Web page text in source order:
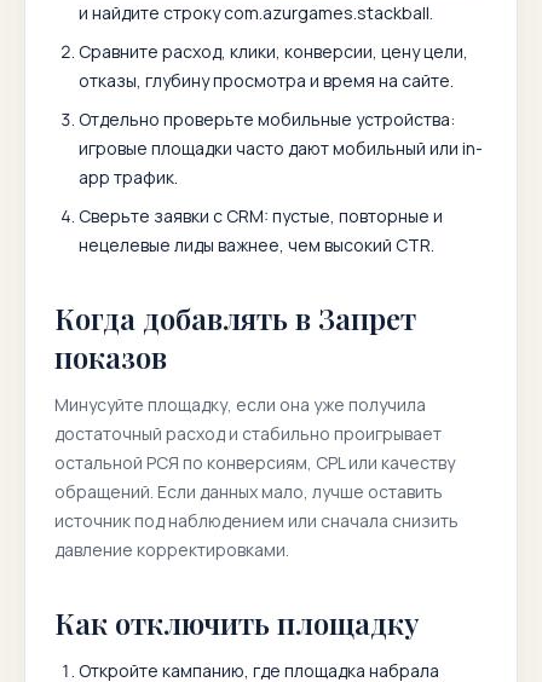
и найдите строкуcom.azurgames.stackball.
Сравните расход, клики, конверсии, цену цели,
отказы, глубину просмотра и время на сайте.
Отдельно проверьте мобильные устройства:
игровые площадки часто дают мобильный или in-
app трафик.
Сверьте заявки с CRM: пустые, повторные и
нецелевые лиды важнее, чем высокий CTR.
Когда добавлять в Запрет
показов
Минусуйте площадку, если она уже получила
достаточный расход и стабильно проигрывает
остальной РСЯ по конверсиям, CPL или качеству
обращений. Если данных мало, лучше оставить
источник под наблюдением или сначала снизить
давление корректировками.
Как отключить площадку
Откройте кампанию, где площадка набрала